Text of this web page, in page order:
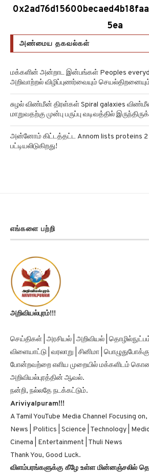
5ea
அண்மைய தகவல்கள்
மக்களின் அன்றாட இன்பங்கள் Peoples
அறிவாற்றல் விழிப்புணர்வையும் செயல்திறனையும்
சுழல் விண்மீன் திரள்கள் Spiral galaxies
மாறுவதற்கு முன்பு பருப்பு வடிவத்தில்
அன்னோம் கிட்டத்தட்ட Annom lists proteins 2
பட்டியலிடுகிறது!
எங்களை பற்றி
அறிவியல்புரம்!!!
செய்திகள் | அரசியல் | அறிவியல் | தொழில்நுட்பம்
விளையாட்டு | வரலாறு | சினிமா |
போன்றவற்றை எளிய முறையில் மக்களிடம்
அறிவியல்புரத்தின் ஆவல்.
நன்றி, நல்லதே நடக்கட்டும்.
Ariviyalpuram!!!
A Tamil YouTube Media Channel Focusing on,
News | Politics | Science | Technology |
Cinema | Entertainment | Thuli News
Thank You, Good Luck.
விளம்பரங்களுக்கு கீழே உள்ள மின்னஞ்சலில்